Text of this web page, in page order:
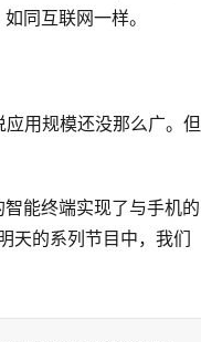
同互联网一样。
用规模还没那么广。但
能终端实现了与手机的
天的系列节目中，我们